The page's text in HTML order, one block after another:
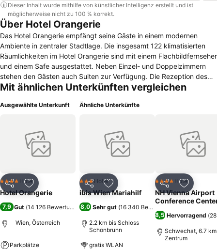
Dieser Inhalt wurde mithilfe von künstlicher Intelligenz erstellt und ist
möglicherweise nicht zu 100 % korrekt.
Über Hotel Orangerie
Das Hotel Orangerie empfängt seine Gäste in einem modernen
Ambiente in zentraler Stadtlage. Die insgesamt 122 klimatisierten
Räumlichkeiten im Hotel Orangerie sind mit einem Flachbildfernseher
und einem Safe ausgestattet. Neben Einzel- und Doppelzimmern
stehen den Gästen auch Suiten zur Verfügung. Die Rezeption des
Hotels ist rund um die Uhr besetzt. Darüber hinaus können die
Shuttleservice Gebrauch machen. Im Frühstücksraum erwartet die
beispielsweise das Basilicum. Hier werden sowohl lokale als auch
internationale Spezialitäten serviert. Die U-Bahn-Station
Niederhofstraße befindet sich nur drei Gehminuten vom Hotel
guten Viertelstunde mit der Bahn. In etwa der gleichen Fahrtzeit
erreicht man das Schloss Schönbrunn.
Mit ähnlichen Unterkünften vergleichen
Ausgewählte Unterkunft
Teilen Zu Favoriten hinzufügen
4 SterneHotel
Hotel Orangerie
7,9 Gut (14 126 Bewertungen)
Wien, Österreich
Parkplätze
Ähnliche Unterkünfte
Teilen Zu Favoriten hinzufügen
3 SterneHotel
ibis Wien Mariahilf
8,0 Sehr gut (16 340 Bewertungen
2.2 km bis Schloss
Schönbrunn
gratis WLAN
Teilen Zu
4 SterneHotel
NH Vienna Airport
Conference
8,5 Hervorragend (
Schwechat, 6.7
Zentrum